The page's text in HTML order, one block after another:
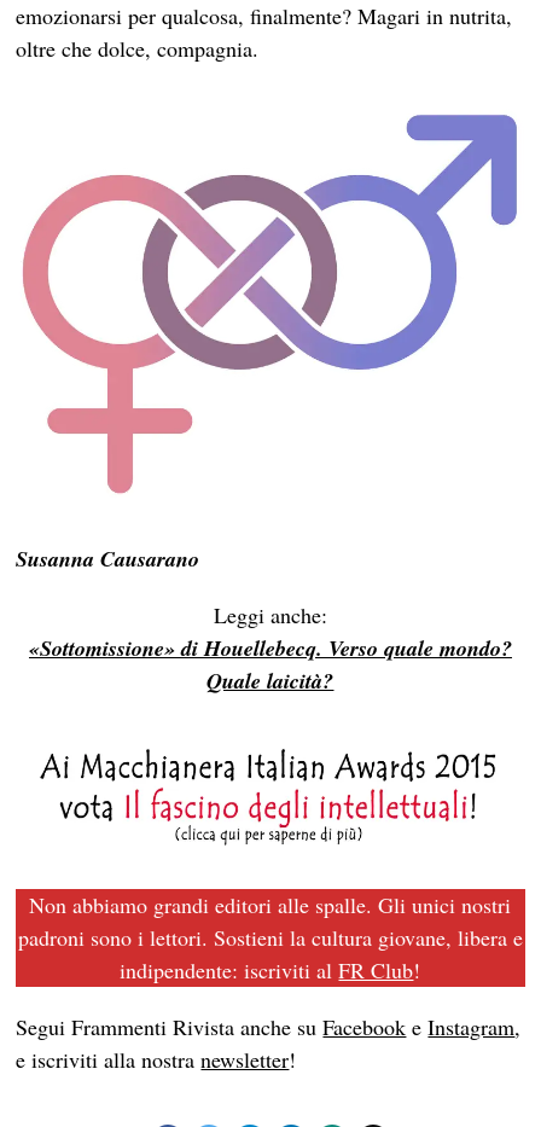
emozionarsi per qualcosa, finalmente? Magari in nutrita,
oltre che dolce, compagnia.
Susanna Causarano
Leggi anche:
«Sottomissione» di Houellebecq. Verso quale mondo?
Quale laicità?
Non abbiamo grandi editori alle spalle. Gli unici nostri
padroni sono i lettori. Sostieni la cultura giovane, libera e
indipendente: iscriviti alFR Club!
Segui Frammenti Rivista anche suFacebook eInstagram,
e iscriviti alla nostranewsletter!